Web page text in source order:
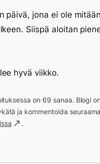
päivä, jona ei ole
Siispä aloitan
hyvä viikko.
on 69 sanaa. Blogi
ja kommentoida
.